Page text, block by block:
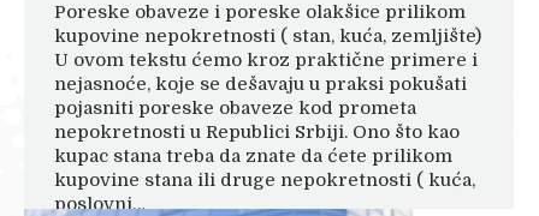
Poreske obaveze i poreske olakšice prilikom
kupovine nepokretnosti ( stan, kuća, zemljište)
U ovom tekstu ćemo kroz praktične primere i
nejasnoće, koje se dešavaju u praksi pokušati
pojasniti poreske obaveze kod prometa
nepokretnosti u Republici Srbiji. Ono što kao
kupac stana treba da znate da ćete prilikom
kupovine stana ili druge nepokretnosti ( kuća,
poslovni…